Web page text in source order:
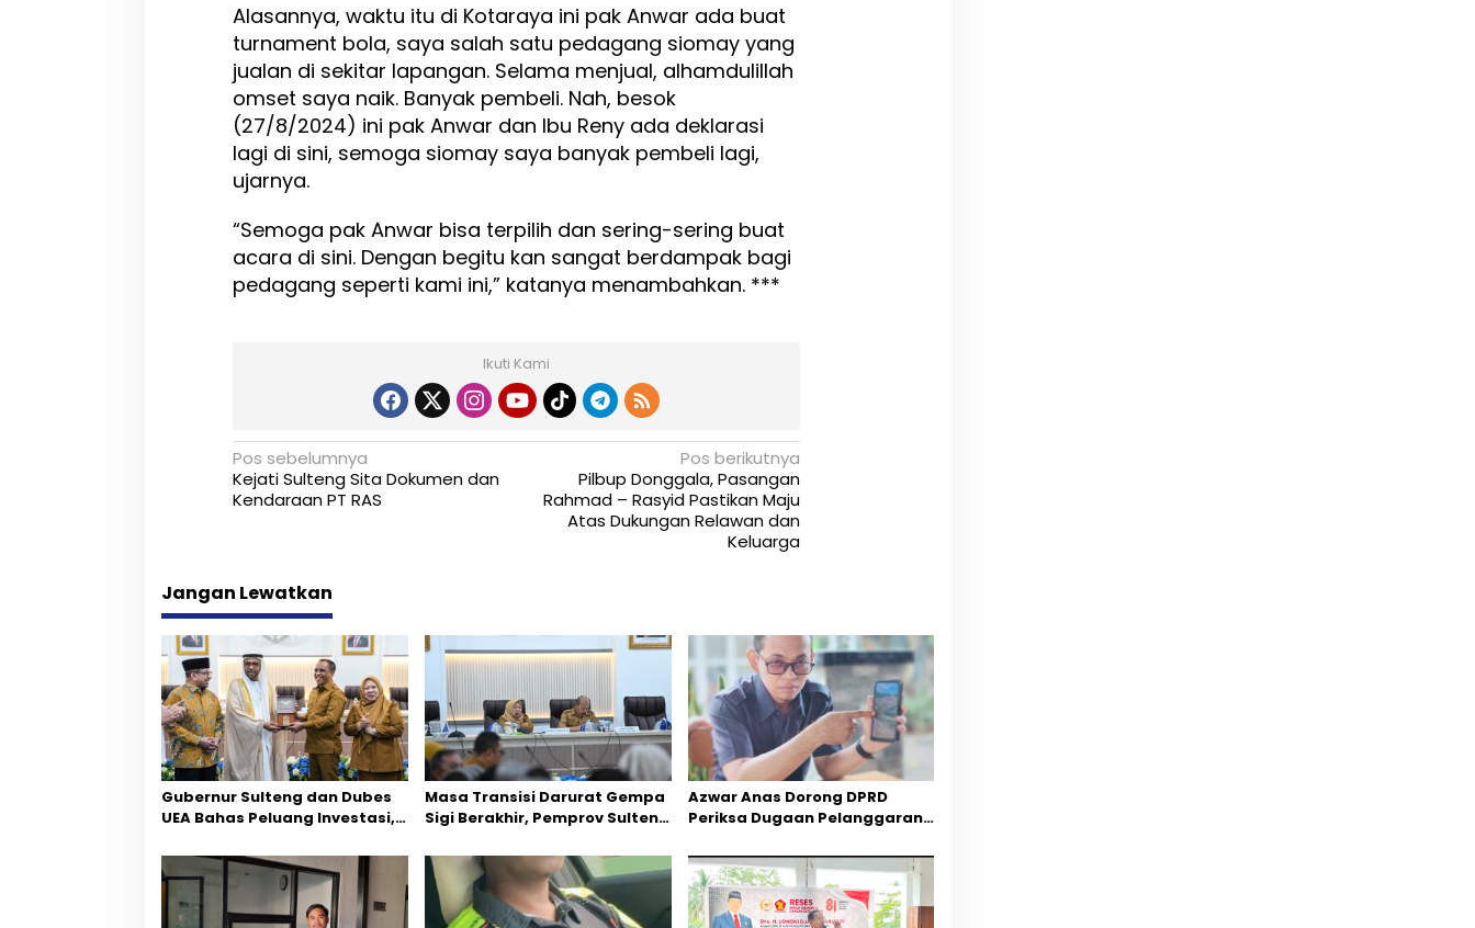
Alasannya, waktu itu di Kotaraya ini pak Anwar ada buat
turnament bola, saya salah satu pedagang siomay yang
jualan di sekitar lapangan. Selama menjual, alhamdulillah
omset saya naik. Banyak pembeli. Nah, besok
(27/8/2024) ini pak Anwar dan Ibu Reny ada deklarasi
lagi di sini, semoga siomay saya banyak pembeli lagi,
ujarnya.
“Semoga pak Anwar bisa terpilih dan sering-sering buat
acara di sini. Dengan begitu kan sangat berdampak bagi
pedagang seperti kami ini,” katanya menambahkan. ***
Ikuti Kami
N
a
g
a
s
i
p
o
s
Pos sebelumnya
Kejati Sulteng Sita Dokumen dan
Kendaraan PT RAS
Pos berikutnya
Pilbup Donggala, Pasangan
Rahmad – Rasyid Pastikan Maju
Atas Dukungan Relawan dan
Keluarga
Jangan Lewatkan
Gubernur Sulteng dan Dubes
UEA Bahas Peluang Investasi,
Masa Transisi Darurat Gempa
Sigi Berakhir, Pemprov Sulteng
Azwar Anas Dorong DPRD
Periksa Dugaan Pelanggaran
CPM